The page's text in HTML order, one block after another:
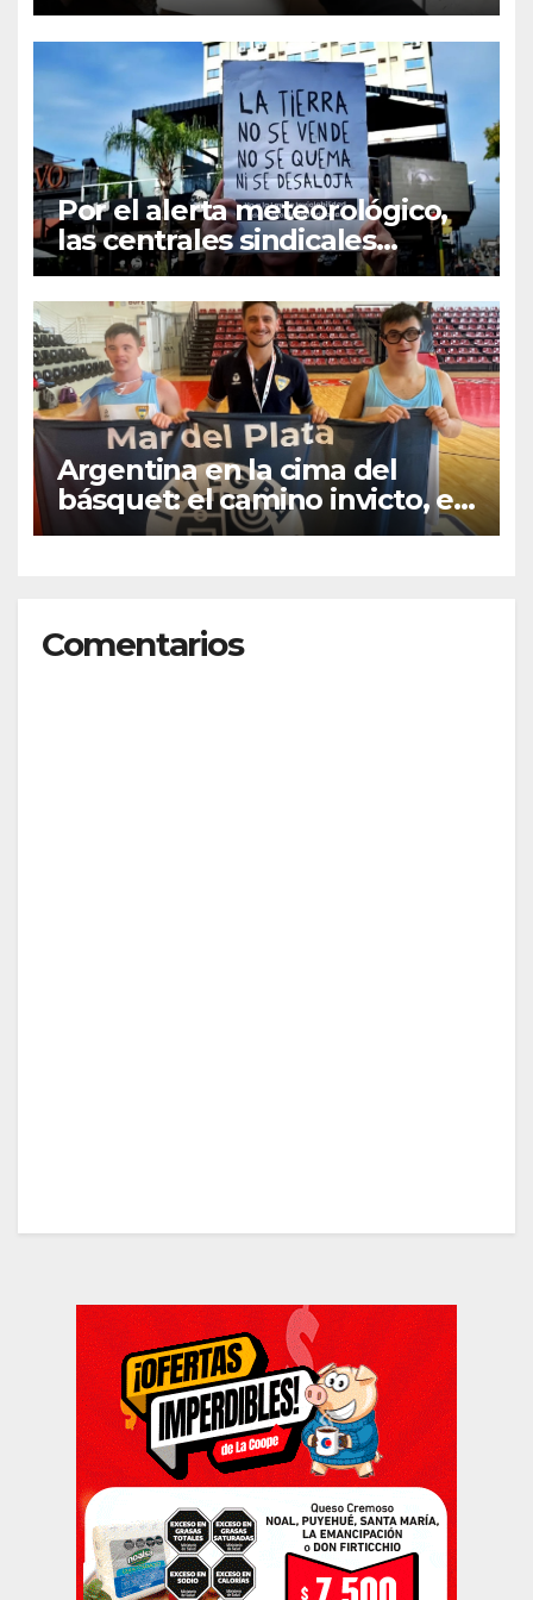
pseudo periodísticas de
Instagram en Mar del Plata
Por el alerta meteorológico,
las centrales sindicales
suspendieron la convocatoria
contra la Ley de Tierras en
Mar del Plata
Argentina en la cima del
básquet: el camino invicto, el
esfuerzo familiar y la jugada
Comentarios